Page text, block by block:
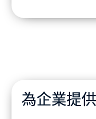
為企業提